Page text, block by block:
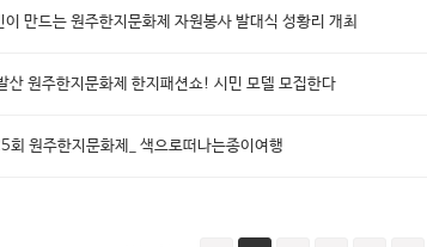
만드는 원주한지문화제 자원봉사 발대식 성황리 개최
원주한지문화제 한지패션쇼! 시민 모델 모집한다
원주한지문화제_ 색으로떠나는종이여행